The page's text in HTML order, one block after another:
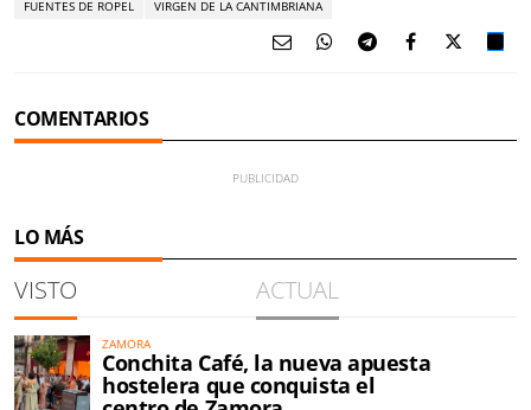
FUENTES DE ROPEL VIRGEN DE LA CANTIMBRIANA
COMENTARIOS
LO MÁS
VISTO ACTUAL
ZAMORA
Conchita Café, la nueva apuesta
hostelera que conquista el